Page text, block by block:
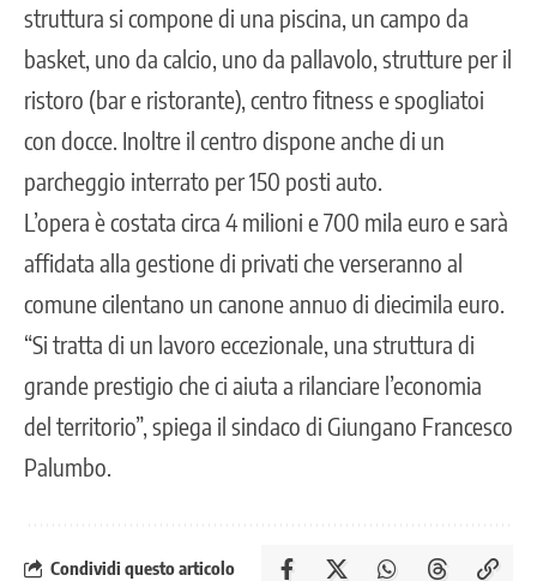
struttura si compone di una piscina, un campo da
basket, uno da calcio, uno da pallavolo, strutture per il
ristoro (bar e ristorante), centro fitness e spogliatoi
con docce. Inoltre il centro dispone anche di un
parcheggio interrato per 150 posti auto.
L’opera è costata circa 4 milioni e 700 mila euro e sarà
affidata alla gestione di privati che verseranno al
comune cilentano un canone annuo di diecimila euro.
“Si tratta di un lavoro eccezionale, una struttura di
grande prestigio che ci aiuta a rilanciare l’economia
del territorio”, spiega il sindaco di Giungano Francesco
Palumbo.
Condividi questo articolo